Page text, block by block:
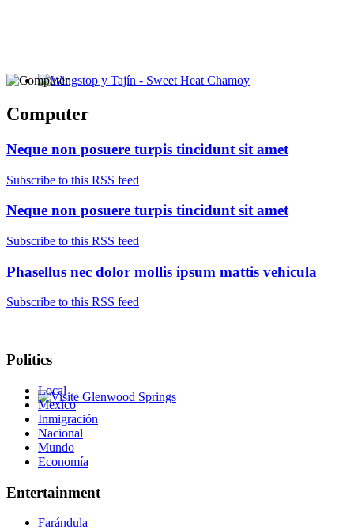
Glenwood Springs - Bello y Encantador
Computer
Neque non posuere turpis tincidunt sit amet
Subscribe to this RSS feed
Neque non posuere turpis tincidunt sit amet
Subscribe to this RSS feed
Phasellus nec dolor mollis ipsum mattis vehicula
Subscribe to this RSS feed
Politics
Local
Mexico
Inmigración
Nacional
Mundo
Economía
Entertainment
Farándula